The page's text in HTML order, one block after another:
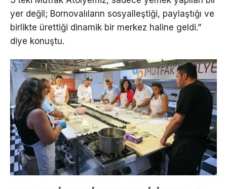
yer değil; Bornovalıların sosyalleştiği, paylaştığı ve
birlikte ürettiği dinamik bir merkez haline geldi.”
diye konuştu.